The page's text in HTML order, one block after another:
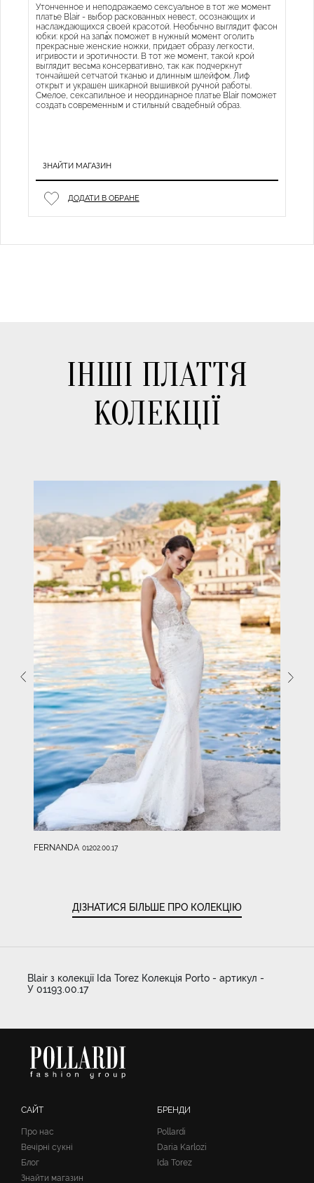
Утонченное и неподражаемо сексуальное в тот же момент
платье Blair - выбор раскованных невест, осознающих и
наслаждающихся своей красотой. Необычно выглядит фасон
юбки: крой на запа́х поможет в нужный момент оголить
прекрасные женские ножки, придает образу легкости,
игривости и эротичности. В тот же момент, такой крой
выглядит весьма консервативно, так как подчеркнут
тончайшей сетчатой тканью и длинным шлейфом. Лиф
открыт и украшен шикарной вышивкой ручной работы.
Смелое, сексапильное и неординарное платье Blair поможет
создать современным и стильный свадебный образ.
ЗНАЙТИ МАГАЗИН
ДОДАТИ В ОБРАНЕ
ІНШІ ПЛАТТЯ
КОЛЕКЦІЇ
FERNANDA 01202.00.17
ДІЗНАТИСЯ БІЛЬШЕ ПРО КОЛЕКЦІЮ
Blair з колекції Ida Torez Колекція Porto - артикул -
У 01193.00.17
САЙТ
Про нас
Вечірні сукні
Блог
Знайти магазин
БРЕНДИ
Pollardi
Daria Karlozi
Ida Torez